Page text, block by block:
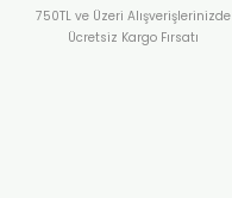
750TL ve Üzeri Alışverişlerinizde
Ücretsiz Kargo Fırsatı